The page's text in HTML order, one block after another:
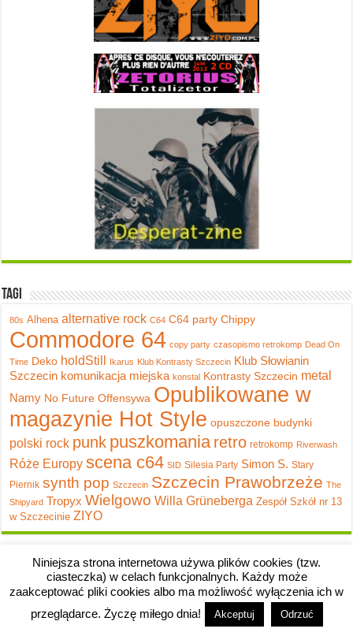
Tagi
80s Alhena alternative rock C64 C64 party Chippy
Commodore 64 copy party czasopismo retrokomp Dead On
Time Deko holdStill Ikarus Klub Kontrasty Szczecin Klub Słowianin
Szczecin komunikacja miejska konstal Kontrasty Szczecin metal
Namy No Future Offensywa Opublikowane w
magazynie Hot Style opuszczone budynki
polski rock punk puszkomania retro retrokomp Riverwash
Róże Europy scena c64 SID Silesia Party Simon S. Stary
Piernik synth pop Szczecin Szczecin Prawobrzeże The
Shipyard Tropyx Wielgowo Willa Grüneberga Zespół Szkół nr 13
w Szczecinie ZIYO
Copyright © 2008-2026 River's Edge.
Niniejsza strona internetowa używa plików cookies (tzw.
ciasteczka) w celach funkcjonalnych. Każdy może
zaakceptować pliki cookies albo ma możliwość wyłączenia ich w
przeglądarce. Życzę miłego dnia!
Akceptuj Odrzuć